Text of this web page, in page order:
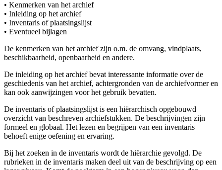
• Kenmerken van het archief
• Inleiding op het archief
• Inventaris of plaatsingslijst
• Eventueel bijlagen
De kenmerken van het archief zijn o.m. de omvang, vindplaats,
beschikbaarheid, openbaarheid en andere.
De inleiding op het archief bevat interessante informatie over de
geschiedenis van het archief, achtergronden van de archiefvormer en
kan ook aanwijzingen voor het gebruik bevatten.
De inventaris of plaatsingslijst is een hiërarchisch opgebouwd
overzicht van beschreven archiefstukken. De beschrijvingen zijn
formeel en globaal. Het lezen en begrijpen van een inventaris
behoeft enige oefening en ervaring.
Bij het zoeken in de inventaris wordt de hiërarchie gevolgd. De
rubrieken in de inventaris maken deel uit van de beschrijving op een